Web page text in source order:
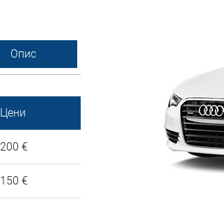
Опис
Цени
200 €
150 €